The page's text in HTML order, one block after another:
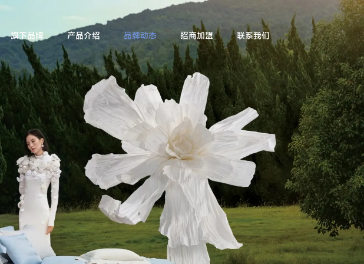
旗下品牌 产品介绍 品牌动态 招商加盟 联系我们